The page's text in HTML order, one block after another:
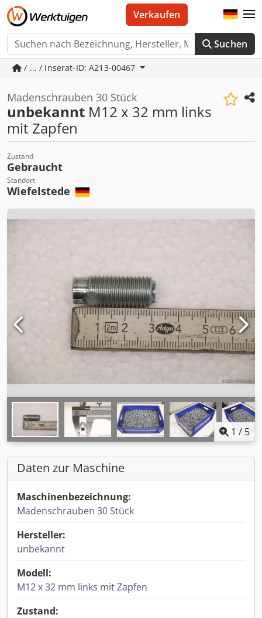
Suchen
Verkaufen
/ ... / Inserat-ID: A213-00467
Madenschrauben 30 Stück
unbekannt M12 x 32 mm links
mit Zapfen
Zustand
Gebraucht
Standort
Wiefelstede
1 / 5
Daten zur Maschine
Maschinenbezeichnung:
Madenschrauben 30 Stück
Hersteller:
unbekannt
Modell:
M12 x 32 mm links mit Zapfen
Zustand: